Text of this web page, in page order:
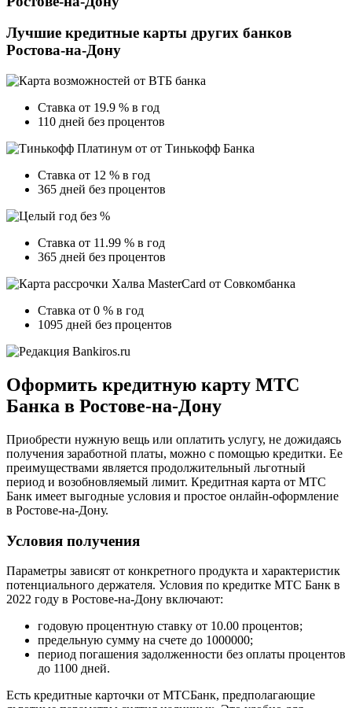
Лучшие кредитные карты других банков
Ростова-на-Дону
Ставка от 19.9 % в год
110 дней без процентов
Ставка от 12 % в год
365 дней без процентов
Ставка от 11.99 % в год
365 дней без процентов
Ставка от 0 % в год
1095 дней без процентов
Оформить кредитную карту МТС
Банка в Ростове-на-Дону
Приобрести нужную вещь или оплатить услугу, не дожидаясь
получения заработной платы, можно с помощью кредитки. Ее
преимуществами является продолжительный льготный
период и возобновляемый лимит. Кредитная карта от МТС
Банк имеет выгодные условия и простое онлайн-оформление
в Ростове-на-Дону.
Условия получения
Параметры зависят от конкретного продукта и характеристик
потенциального держателя. Условия по кредитке МТС Банк в
2022 году в Ростове-на-Дону включают:
годовую процентную ставку от 10.00 процентов;
предельную сумму на счете до 1000000;
период погашения задолженности без оплаты процентов
до 1100 дней.
Есть кредитные карточки от МТСБанк, предполагающие